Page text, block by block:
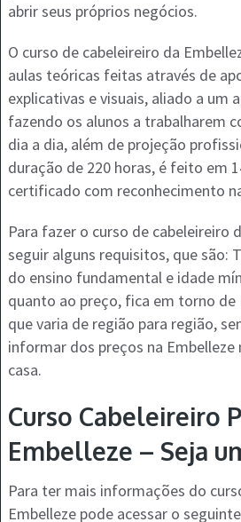
abrir seus próprios negócios.
O curso de cabeleireiro da
aulas teóricas feitas através de
explicativas e visuais, aliado a um
fazendo os alunos a trabalharem
dia a dia, além de projeção
duração de 220 horas, é feito em
certificado com reconhecimento
Para fazer o curso de cabeleireiro
seguir alguns requisitos, que são:
do ensino fundamental e idade
quanto ao preço, fica em torno de
que varia de região para região,
informar dos preços na Embelleze
casa.
Curso Cabeleireiro
Embelleze – Seja
Para ter mais informações do
Embelleze pode acessar o